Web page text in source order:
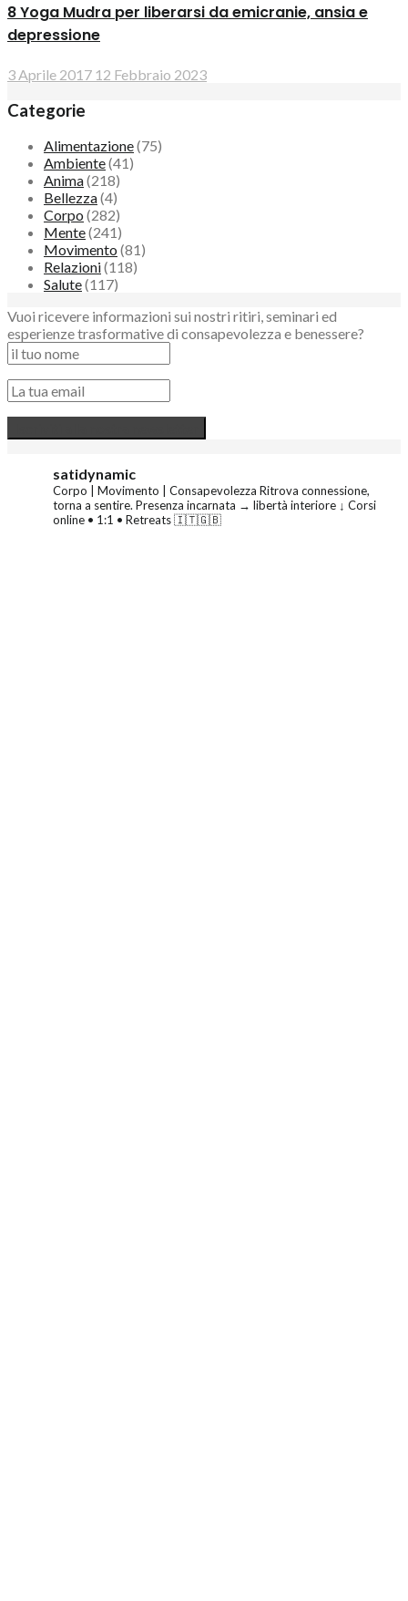
8 Yoga Mudra per liberarsi da emicranie, ansia e
depressione
3 Aprile 2017 12 Febbraio 2023
Categorie
Alimentazione(75)
Ambiente(41)
Anima(218)
Bellezza(4)
Corpo (282)
Mente(241)
Movimento (81)
Relazioni(118)
Salute(117)
Vuoi ricevere informazioni sui nostri ritiri, seminari ed
esperienze trasformative di consapevolezza e benessere?
satidynamic
Corpo | Movimento | Consapevolezza Ritrova connessione,
torna a sentire. Presenza incarnata → libertà interiore ↓ Corsi
online • 1:1 • Retreats 🇮🇹🇬🇧